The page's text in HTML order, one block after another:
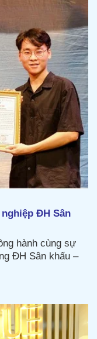
ĐH Sân
hành cùng sự
ĐH Sân khấu –